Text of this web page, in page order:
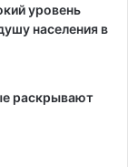
уровень
населения в
раскрывают